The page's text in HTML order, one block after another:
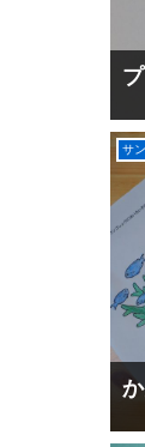
サ